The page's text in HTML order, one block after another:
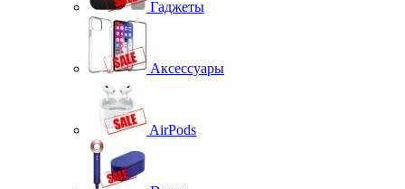
Гаджеты
Аксессуары
AirPods